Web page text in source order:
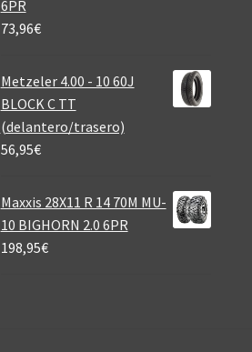
6PR
73,96€
Metzeler 4.00 - 10 60J
BLOCK C TT
(delantero/trasero)
56,95€
Maxxis 28X11 R 14 70M MU-
10 BIGHORN 2.0 6PR
198,95€